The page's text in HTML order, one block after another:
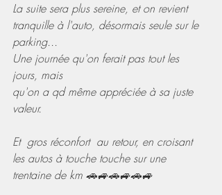
La suite sera plus sereine, et on revient
tranquille à l'auto, désormais seule sur le
parking...
Une journée qu'on ferait pas tout les
jours, mais
qu'on a qd même appréciée à sa juste
valeur.
Et  gros réconfort  au retour, en croisant
les autos à touche touche sur une
trentaine de km 🚗🚙🚗🚙🚗🚙